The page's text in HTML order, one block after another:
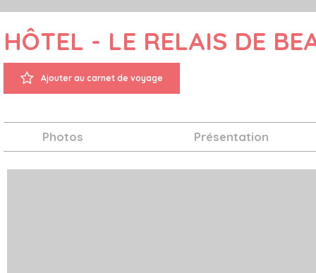
HÔTEL - LE RELAIS DE
Ajouter au carnet de voyage
Photos Présentation